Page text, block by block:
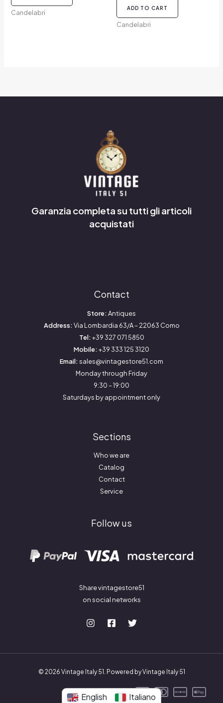
Candelabri
ADD TO CART
Candelabri
Garanzia completa su tutti gli articoli
acquistati
Contact
Store:Antiques
Address:Via Lombardia 63/A – 22063 Como
Tel:+39 327 071 5850
Mobile:+39 333 125 3120
Email:sales@vintagestore51.com
Monday through Friday
9:30 – 19:00
Saturdays by appointment only
Sections
Who we are
Catalog
Contact
Service
Follow us
Share vintagestore51
on social networks
© 2026 Vintage Italy 51. Powered by Vintage Italy 51
English Italiano